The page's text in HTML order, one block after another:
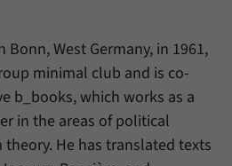
Bonn, West Germany, in 1961,
minimal club and is co-
b_books, which works as a
in the areas of political
He has translated texts